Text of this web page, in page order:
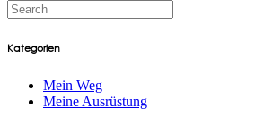
Kategorien
Mein Weg
Meine Ausrüstung